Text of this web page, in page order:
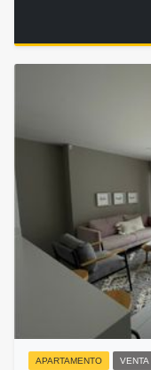
APARTAMENTO VENTA